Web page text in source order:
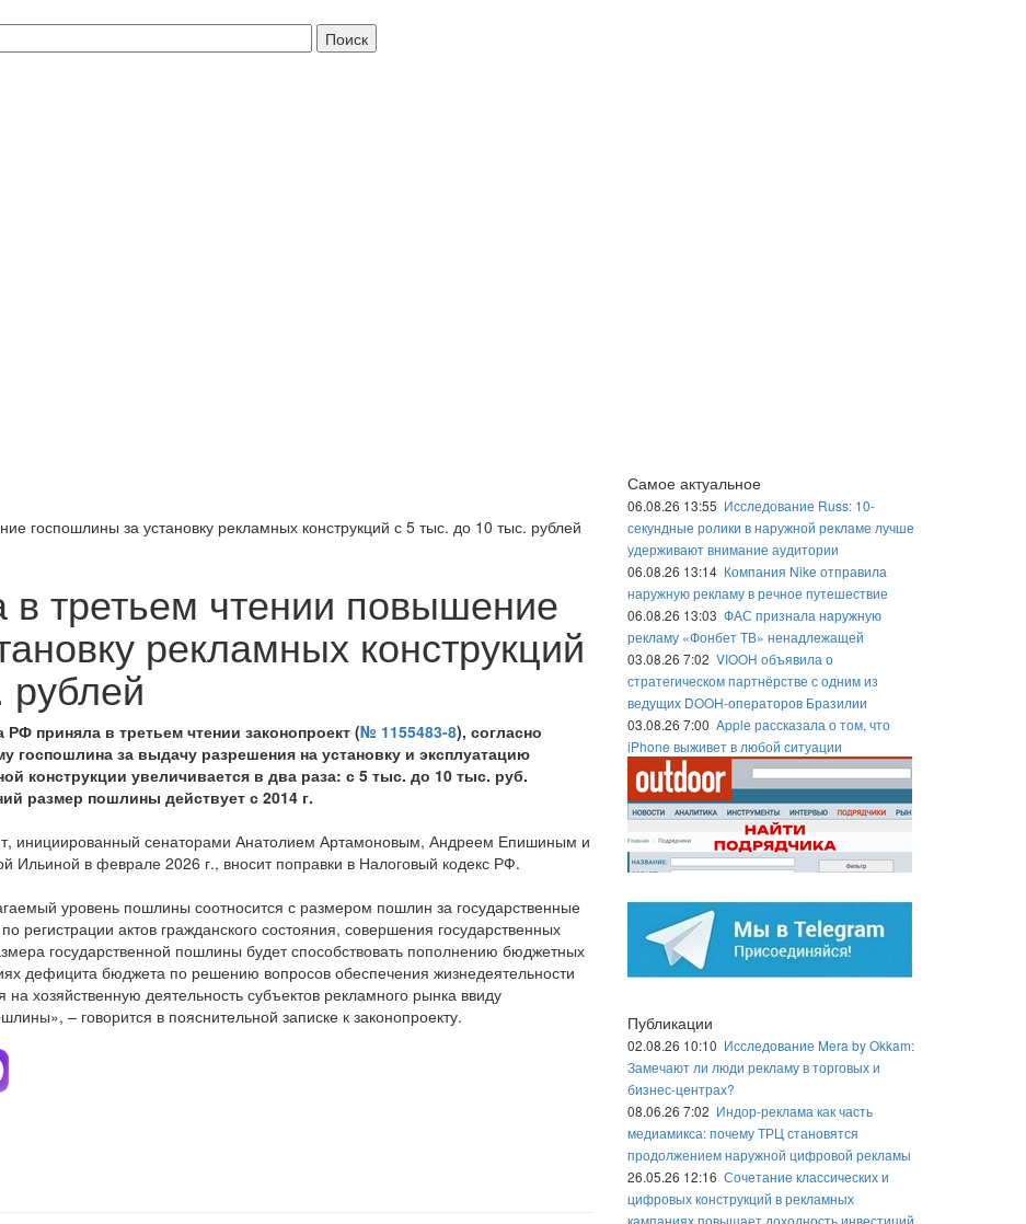
госпошлины за установку рекламных конструкций с 5 тыс. до 10 тыс. рублей
в третьем чтении повышение
рекламных конструкций
РФ приняла в третьем чтении законопроект (№ 1155483-8), согласно
госпошлина за выдачу разрешения на установку и эксплуатацию
конструкции увеличивается в два раза: с 5 тыс. до 10 тыс. руб.
размер пошлины действует с 2014 г.
инициированный сенаторами Анатолием Артамоновым, Андреем Епишиным и
Ильиной в феврале 2026 г., вносит поправки в Налоговый кодекс РФ.
уровень пошлины соотносится с размером пошлин за государственные
регистрации актов гражданского состояния, совершения государственных
государственной пошлины будет способствовать пополнению бюджетных
дефицита бюджета по решению вопросов обеспечения жизнедеятельности
хозяйственную деятельность субъектов рекламного рынка ввиду
– говорится в пояснительной записке к законопроекту.
Самое актуальное
06.08.26 13:55 Исследование Russ: 10-
секундные ролики в наружной рекламе лучше
удерживают внимание аудитории
06.08.26 13:14 Компания Nike отправила
наружную рекламу в речное путешествие
06.08.26 13:03 ФАС признала наружную
рекламу «Фонбет ТВ» ненадлежащей
03.08.26 7:02 VIOOH объявила о
стратегическом партнёрстве с одним из
ведущих DOOH-операторов Бразилии
03.08.26 7:00 Apple рассказала о том, что
iPhone выживет в любой ситуации
Публикации
02.08.26 10:10 Исследование Mera by Okkam:
Замечают ли люди рекламу в торговых и
бизнес-центрах?
08.06.26 7:02 Индор-реклама как часть
медиамикса: почему ТРЦ становятся
продолжением наружной цифровой рекламы
26.05.26 12:16 Сочетание классических и
цифровых конструкций в рекламных
кампаниях повышает доходность инвестиций